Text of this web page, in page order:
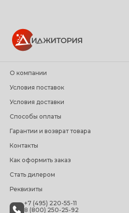
+7 (495) 220-55-11
8 (800) 250-25-92
О компании
Условия поставок
Условия доставки
Способы оплаты
Гарантии и возврат товара
Контакты
Как оформить заказ
Стать дилером
Реквизиты